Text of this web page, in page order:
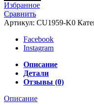
Избранное
Сравнить
Артикул: CU1959-K0
Facebook
Instagram
Описание
Детали
Отзывы (0)
Описание